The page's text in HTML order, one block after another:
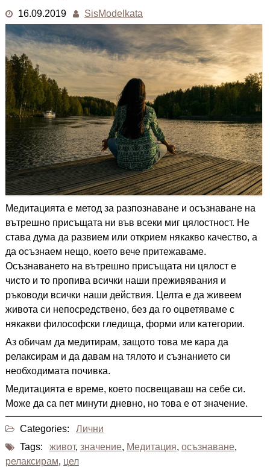
16.09.2019 SisModelkata
Медитацията е метод за разпознаване и осъзнаване на
вътрешно присъщата ни във всеки миг цялостност. Не
става дума да развием или открием някакво качество, а
да осъзнаем нещо, което вече притежаваме.
Осъзнаването на вътрешно присъщата ни цялост е
чисто и то пропива всички наши преживявания и
ръководи всички наши действия. Целта е да живеем
живота си непосредствено, без да го оцветяваме с
някакви философски гледища, форми или категории.
Аз обичам да медитирам, защото това ме кара да
релаксирам и да давам на тялото и съзнанието си
необходимата почивка.
Медитацията е време, което посвещаваш на себе си.
Може да са пет минути дневно, но това е от значение.
Categories:
Лични
Tags:
живот, значение, Медитация, осъзнаване,
релаксирам, цел